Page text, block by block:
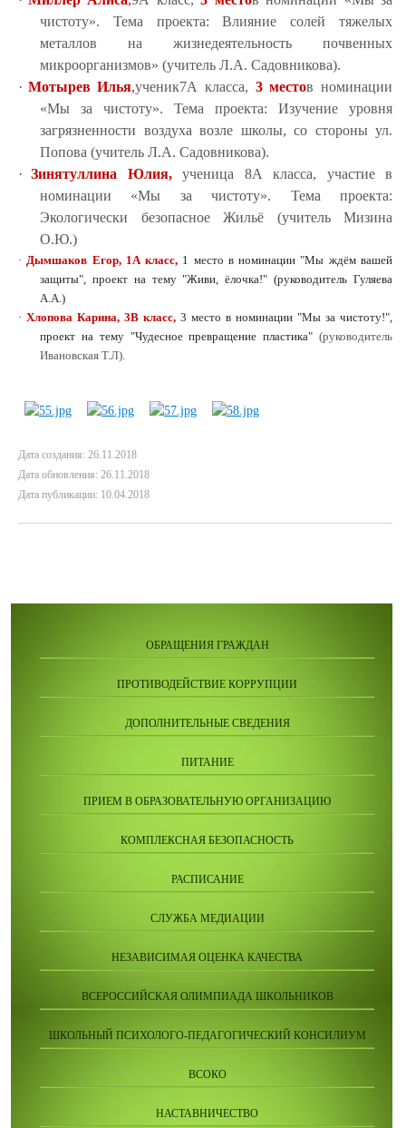
чистоту». Тема проекта: Влияние солей тяжелых
металлов на жизнедеятельность почвенных
микроорганизмов» (учитель Л.А. Садовникова).
· Мотырев Илья,ученик7А класса, 3 местов номинации
«Мы за чистоту». Тема проекта: Изучение уровня
загрязненности воздуха возле школы, со стороны ул.
Попова (учитель Л.А. Садовникова).
·
Зинятуллина Юлия,ученица 8А класса, участие в
номинации «Мы за чистоту». Тема проекта:
Экологически безопасное Жильё (учитель Мизина
О.Ю.)
· Дымшаков Егор, 1А класс, 1 место в номинации "Мы ждём вашей
защиты", проект на тему "Живи, ёлочка!" (руководитель Гуляева
А.А.)
· Хлопова Карина, 3В класс, 3 место в номинации "Мы за чистоту!",
проект на тему "Чудесное превращение пластика" (руководитель
Ивановская Т.Л).
Дата создания: 26.11.2018
Дата обновления: 26.11.2018
Дата публикации: 10.04.2018
ОБРАЩЕНИЯ ГРАЖДАН
ПРОТИВОДЕЙСТВИЕ КОРРУПЦИИ
ДОПОЛНИТЕЛЬНЫЕ СВЕДЕНИЯ
ПИТАНИЕ
ПРИЕМ В ОБРАЗОВАТЕЛЬНУЮ ОРГАНИЗАЦИЮ
КОМПЛЕКСНАЯ БЕЗОПАСНОСТЬ
РАСПИСАНИЕ
СЛУЖБА МЕДИАЦИИ
НЕЗАВИСИМАЯ ОЦЕНКА КАЧЕСТВА
ВСЕРОССИЙСКАЯ ОЛИМПИАДА ШКОЛЬНИКОВ
ШКОЛЬНЫЙ ПСИХОЛОГО-ПЕДАГОГИЧЕСКИЙ КОНСИЛИУМ
ВСОКО
НАСТАВНИЧЕСТВО